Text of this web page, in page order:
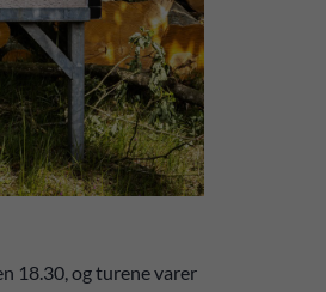
18.30, og turene varer